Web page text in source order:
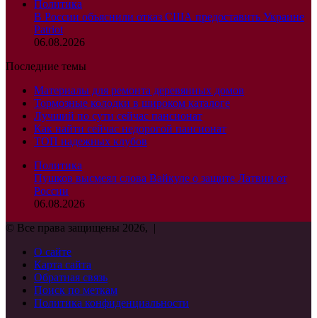
Политика
В России объяснили отказ США предоставить Украине
Patriot
06.08.2026
Последние темы
Материалы для ремонта деревянных домов
Тормозные колодки в широком каталоге
Лучший по сути сейчас пансионат
Как найти сейчас недорогой пансионат
ТОП надежных клубов
Политика
Пушков высмеял слова Вайкуле о защите Латвии от
России
06.08.2026
© Все права защищены 2026, |
О сайте
Карта сайта
Обратная связь
Поиск по меткам
Политика конфиденциальности